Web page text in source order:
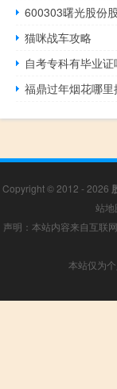
600303曙光股份
猫咪战车攻略
自考专科有毕业证
福鼎过年烟花哪里
Copyright © 2012 - 2026
站地
声明：本站内容来自互联
本站仅为